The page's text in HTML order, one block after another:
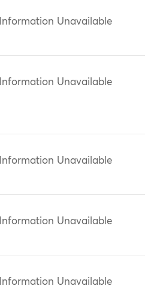
Information Unavailable
Information Unavailable
Information Unavailable
Information Unavailable
Information Unavailable